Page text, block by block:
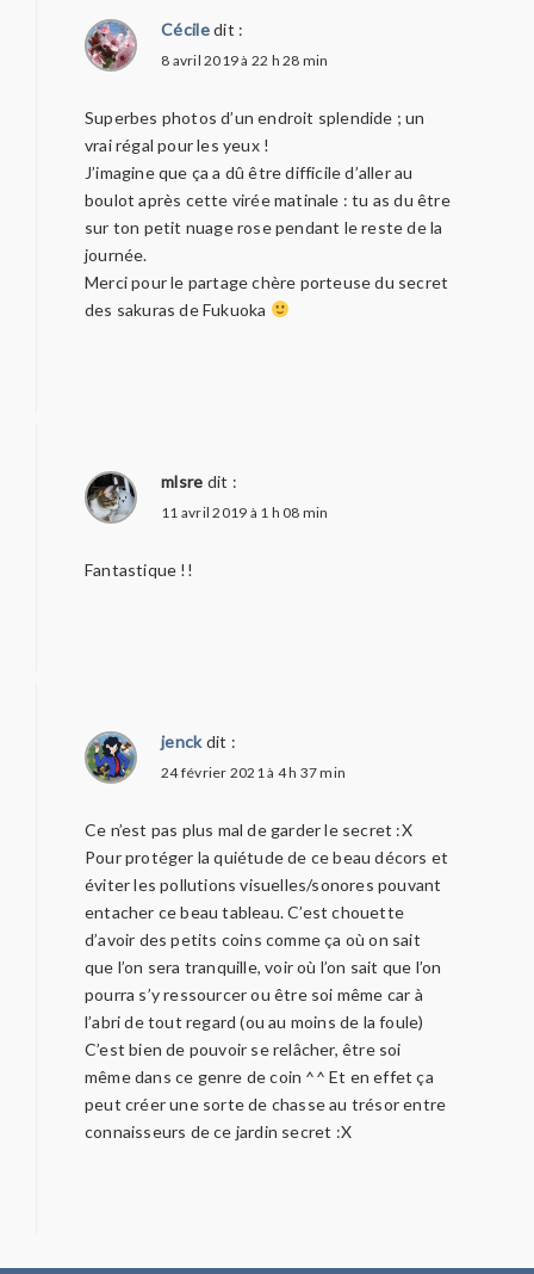
Céciledit :
8 avril 2019 à 22 h 28 min
Superbes photos d’un endroit splendide ; un
vrai régal pour les yeux !
J’imagine que ça a dû être difficile d’aller au
boulot après cette virée matinale : tu as du être
sur ton petit nuage rose pendant le reste de la
journée.
Merci pour le partage chère porteuse du secret
des sakuras de Fukuoka
mlsre dit :
11 avril 2019 à 1 h 08 min
Fantastique !!
jenck dit :
24 février 2021 à 4 h 37 min
Ce n’est pas plus mal de garder le secret :X
Pour protéger la quiétude de ce beau décors et
éviter les pollutions visuelles/sonores pouvant
entacher ce beau tableau. C’est chouette
d’avoir des petits coins comme ça où on sait
que l’on sera tranquille, voir où l’on sait que l’on
pourra s’y ressourcer ou être soi même car à
l’abri de tout regard (ou au moins de la foule)
C’est bien de pouvoir se relâcher, être soi
même dans ce genre de coin ^^ Et en effet ça
peut créer une sorte de chasse au trésor entre
connaisseurs de ce jardin secret :X